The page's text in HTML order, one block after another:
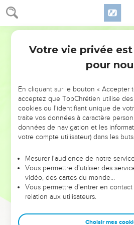
NE MANQUEZ PAS
DE
ET SI LEURS ERREURS
VOTRES ?
leur foi ou leur vision. Mais on voit
et les saisons difficiles qu'ils ont
sont elles qui les ont
Dans cette conférence, leaders,
clés pour avancer avec plus de
Votre vie privée
pour
En cliquant sur le bouton « Accepter
acceptez que TopChrétien utilise
cookies ou l'identifiant unique de
traite vos données à caractère
données de navigation et les
votre compte utilisateur) dans les
Mesurer l'audience de notre
Vous permettre d'utiliser des
vidéo, des cartes du monde…
Vous permettre d'entrer en
relation aux utilisateurs.
Choisir mes